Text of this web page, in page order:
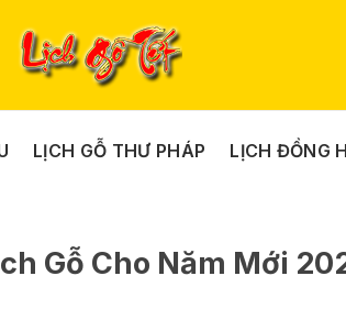
LỊCH GỖ THƯ PHÁP LỊCH ĐỒNG
Gỗ Cho Năm Mới